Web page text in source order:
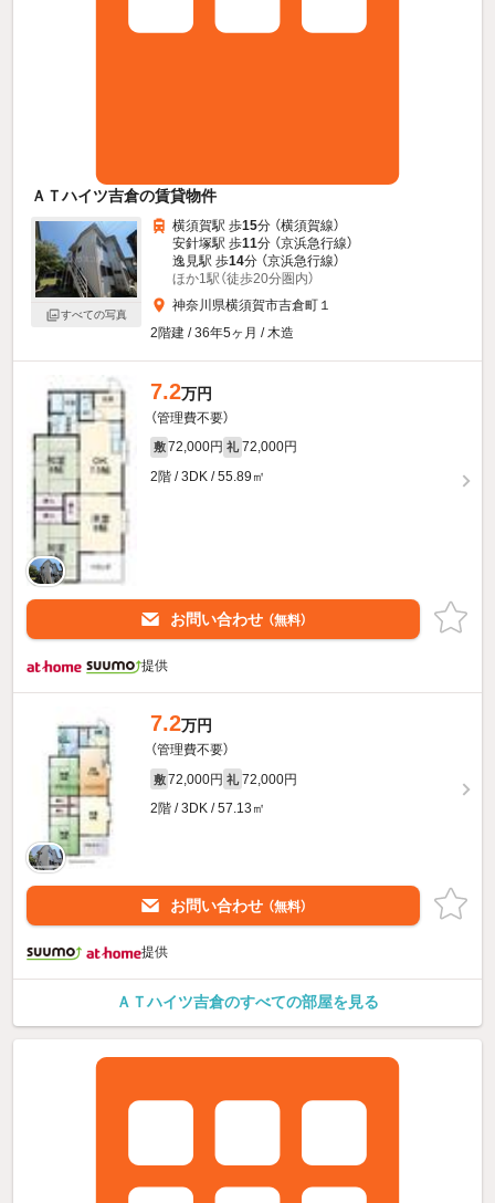
ＡＴハイツ吉倉の賃貸物件
すべての写真
横須賀駅 歩15分 （横須賀線）
安針塚駅 歩11分 （京浜急行線）
逸見駅 歩14分 （京浜急行線）
ほか1駅（徒歩20分圏内）
神奈川県横須賀市吉倉町１
2階建 / 36年5ヶ月 / 木造
7.2万円
（管理費不要）
敷 72,000円 礼 72,000円
2階 / 3DK / 55.89㎡
お問い合わせ （無料）
提供
7.2万円
（管理費不要）
敷 72,000円 礼 72,000円
2階 / 3DK / 57.13㎡
お問い合わせ （無料）
提供
ＡＴハイツ吉倉のすべての部屋を見る